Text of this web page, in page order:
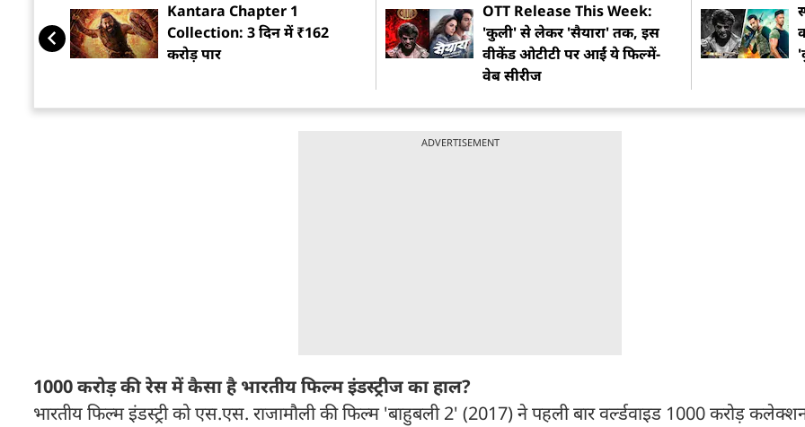
Kantara Chapter 1
Collection: 3 दिन में ₹162
करोड़ पार
OTT Release This Week:
'कुली' से लेकर 'सैयारा' तक, इस
वीकेंड ओटीटी पर आईं ये फिल्में-
वेब सीरीज
ADVERTISEMENT
1000 करोड़ की रेस में कैसा है भारतीय फिल्म इंडस्ट्रीज का हाल?
भारतीय फिल्म इंडस्ट्री को एस.एस. राजामौली की फिल्म 'बाहुबली 2' (2017) ने पहली बार वर्ल्डवाइड 1000 करोड़